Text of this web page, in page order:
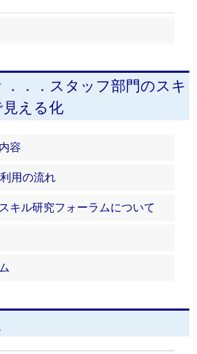
．．．スタッフ部門のスキ
見える化
容
用の流れ
キル研究フォーラムについて